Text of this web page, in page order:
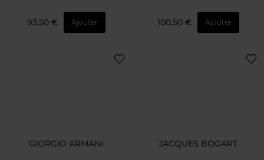
93,50 € Ajouter 100,50 € Ajouter
GIORGIO ARMANI JACQUES BOGART